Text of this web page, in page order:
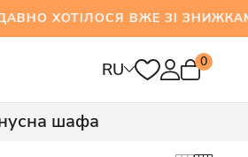
ВЖЕ ЗІ
RU 0
шафа